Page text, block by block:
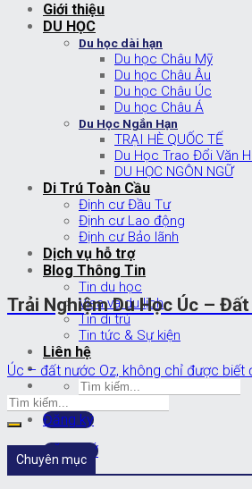
Giới thiệu
DU HỌC
Du học dài hạn
Du học Châu Mỹ
Du học Châu Âu
Du học Châu Úc
Du học Châu Á
Du Học Ngắn Hạn
TRẠI HÈ QUỐC TẾ
Du Học Trao Đổi Văn
DU HỌC NGÔN NGỮ
Di Trú Toàn Cầu
Định cư Đầu Tư
Định cư Lao động
Định cư Bảo lãnh
Dịch vụ hỗ trợ
Blog Thông Tin
Tin du học
Visa và du lịch
Tin di trú
Tin tức & Sự kiện
Liên hệ
Đăng ký
ĐĂNGKÝ
Trải Nghiệm Du Học Úc –
Úc – đất nước Oz, không chỉ được biết
Chuyên mục